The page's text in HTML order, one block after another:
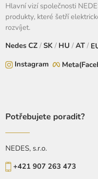
Hlavní vizí společnosti
produkty, které šetří
rozvíjet.
NedesCZ/SK/HU /AT/
Instagram
Potřebujete poradit?
NEDES, s.r.o.
+421 907 263 473